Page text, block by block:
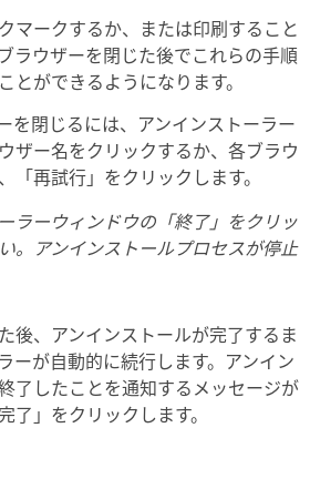
マークするか、または印刷すること
ラウザーを閉じた後でこれらの手順
とができるようになります。
を閉じるには、アンインストーラー
ザー名をクリックするか、各ブラウ
「再試行」をクリックします。
ラーウィンドウの「終了」をクリッ
。アンインストールプロセスが停止
後、アンインストールが完了するま
ーが自動的に続行します。アンイン
了したことを通知するメッセージが
了」をクリックします。